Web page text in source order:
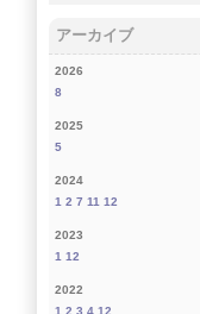
アーカイブ
2026
8
2025
5
2024
1 2 7 11 12
2023
1 12
2022